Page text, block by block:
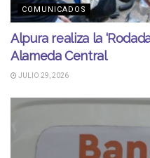
COMUNICADOS
Alpura realiza la
Alameda Central
JULIO 29, 2026